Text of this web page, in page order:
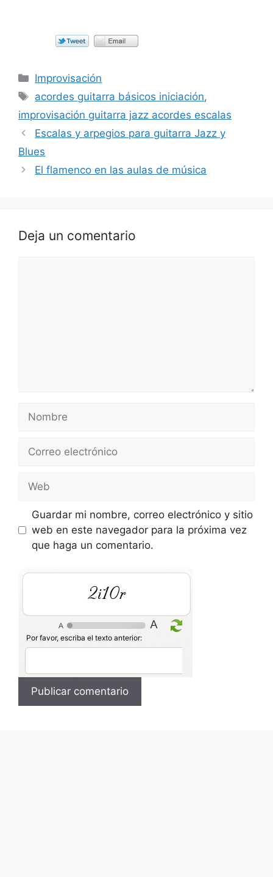
Categorías
Improvisación
Etiquetas
acordes guitarra básicos iniciación,
improvisación guitarra jazz acordes escalas
Escalas y arpegios para guitarra Jazz y
Blues
El flamenco en las aulas de música
Deja un comentario
electrónico
Guardar mi nombre, correo electrónico y sitio
web en este navegador para la próxima vez
que haga un comentario.
aPg9N
Por favor, escriba el texto anterior: